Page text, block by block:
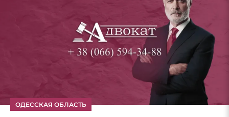
ОДЕССКАЯ ОБЛАСТЬ